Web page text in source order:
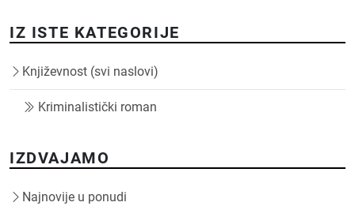
IZ ISTE KATEGORIJE
Književnost (svi naslovi)
Kriminalistički roman
IZDVAJAMO
Najnovije u ponudi